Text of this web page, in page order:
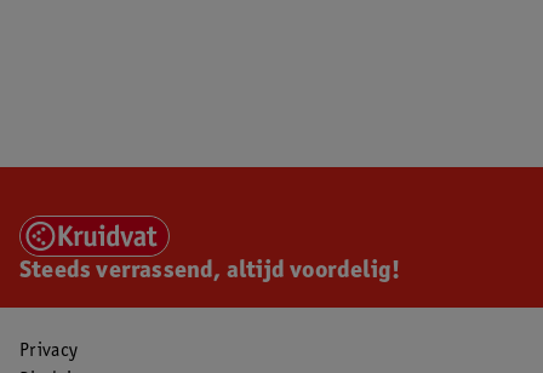
Steeds verrassend, altijd voordelig!
Privacy